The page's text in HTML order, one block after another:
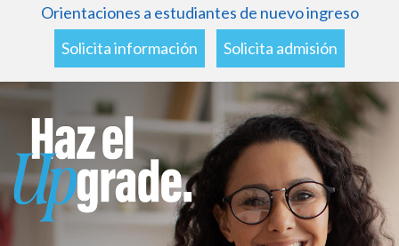
Orientaciones a estudiantes de nuevo ingreso
Solicita información
Solicita admisión